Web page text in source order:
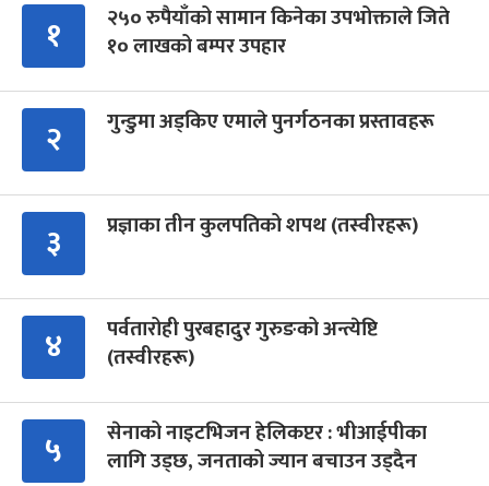
१
२५० रुपैयाँको सामान किनेका उपभोक्ताले जिते
१० लाखको बम्पर उपहार
२ गुन्डुमा अड्किए एमाले पुनर्गठनका प्रस्तावहरू
३ प्रज्ञाका तीन कुलपतिको शपथ (तस्वीरहरू)
४
पर्वतारोही पुरबहादुर गुरुङको अन्त्येष्टि
(तस्वीरहरू)
५
सेनाको नाइटभिजन हेलिकप्टर : भीआईपीका
लागि उड्छ, जनताको ज्यान बचाउन उड्दैन